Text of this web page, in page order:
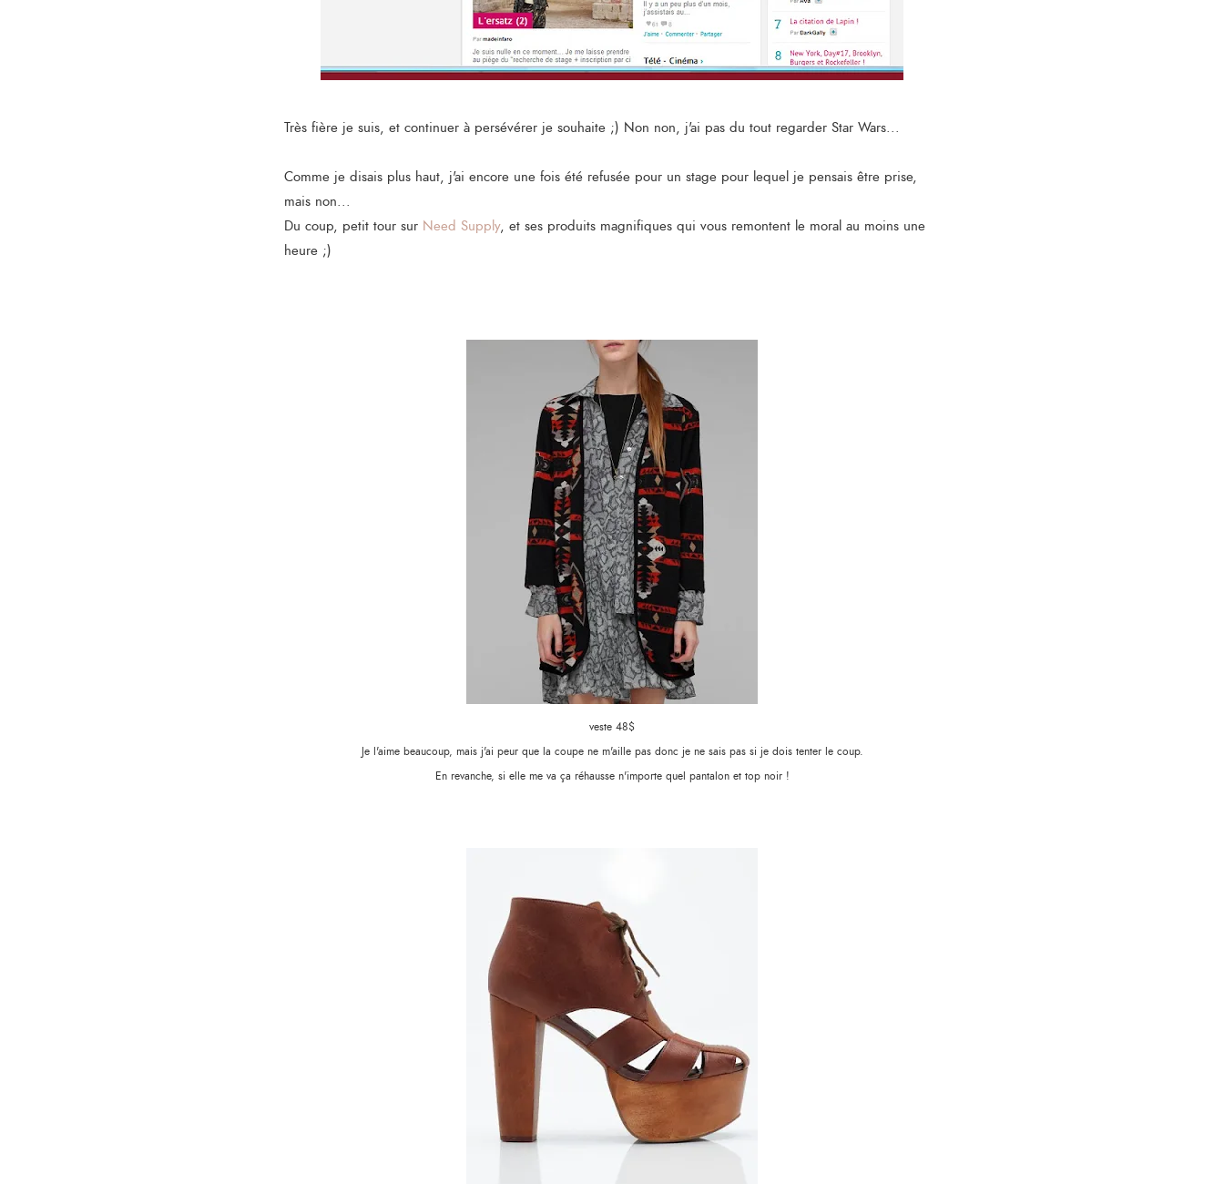
Très fière je suis, et continuer à persévérer je souhaite ;) Non non, j'ai pas du tout regarder Star Wars...
Comme je disais plus haut, j'ai encore une fois été refusée pour un stage pour lequel je pensais être prise,
mais non...
Du coup, petit tour sur Need Supply, et ses produits magnifiques qui vous remontent le moral au moins une
heure ;)
veste 48$
Je l'aime beaucoup, mais j'ai peur que la coupe ne m'aille pas donc je ne sais pas si je dois tenter le coup.
En revanche, si elle me va ça réhausse n'importe quel pantalon et top noir !